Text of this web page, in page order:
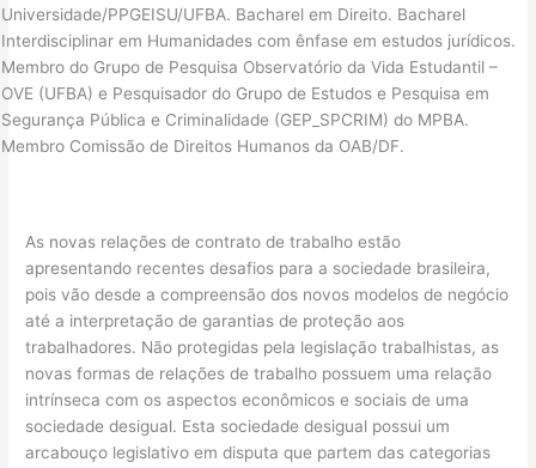
Universidade/PPGEISU/UFBA. Bacharel em Direito. Bacharel
Interdisciplinar em Humanidades com ênfase em estudos jurídicos.
Membro do Grupo de Pesquisa Observatório da Vida Estudantil –
OVE (UFBA) e Pesquisador do Grupo de Estudos e Pesquisa em
Segurança Pública e Criminalidade (GEP_SPCRIM) do MPBA.
Membro Comissão de Direitos Humanos da OAB/DF.
As novas relações de contrato de trabalho estão
apresentando recentes desafios para a sociedade brasileira,
pois vão desde a compreensão dos novos modelos de negócio
até a interpretação de garantias de proteção aos
trabalhadores. Não protegidas pela legislação trabalhistas, as
novas formas de relações de trabalho possuem uma relação
intrínseca com os aspectos econômicos e sociais de uma
sociedade desigual. Esta sociedade desigual possui um
arcabouço legislativo em disputa que partem das categorias